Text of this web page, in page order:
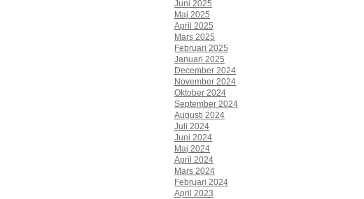
Juni 2025
Maj 2025
April 2025
Mars 2025
Februari 2025
Januari 2025
December 2024
November 2024
Oktober 2024
September 2024
Augusti 2024
Juli 2024
Juni 2024
Maj 2024
April 2024
Mars 2024
Februari 2024
April 2023